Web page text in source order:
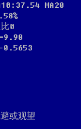
MA20
0
0.5653
或观望